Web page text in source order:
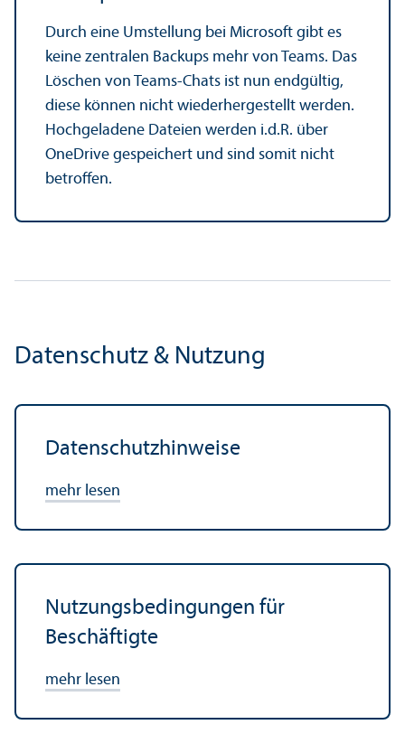
Durch eine Umstellung bei Microsoft gibt es
keine zentralen Backups mehr von Teams. Das
Löschen von Teams-Chats ist nun endgültig,
diese können nicht wiederhergestellt werden.
Hochgeladene Dateien werden i.d.R. über
OneDrive gespeichert und sind somit nicht
betroffen.
Datenschutz & Nutzung
Datenschutz­hinweise
mehr lesen
Nutzungs­bedingungen für
Beschäftigte
mehr lesen